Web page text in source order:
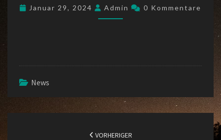
WIEDER
GEMEINSAM
BRINGEN!
Januar 29, 2024 Admin Kommentare
0 Kommentare
News
VORHERIGER